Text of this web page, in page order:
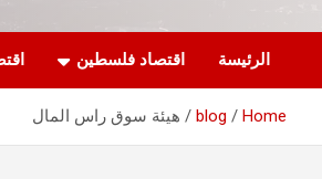
كواليس المال
الرئيسة اقتصاد فلسطين
Home
blog هيئة سوق راس المال